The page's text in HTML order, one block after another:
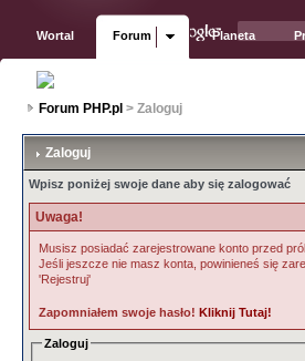
Wortal Forum Planeta
Forum PHP.pl > Zaloguj
Zaloguj
Wpisz poniżej swoje dane aby się zalogować
Uwaga!
Musisz posiadać zarejestrowane konto przed
Jeśli jeszcze nie masz konta, powinieneś się
'Rejestruj'
Zapomniałem swoje hasło! Kliknij Tutaj!
Zaloguj